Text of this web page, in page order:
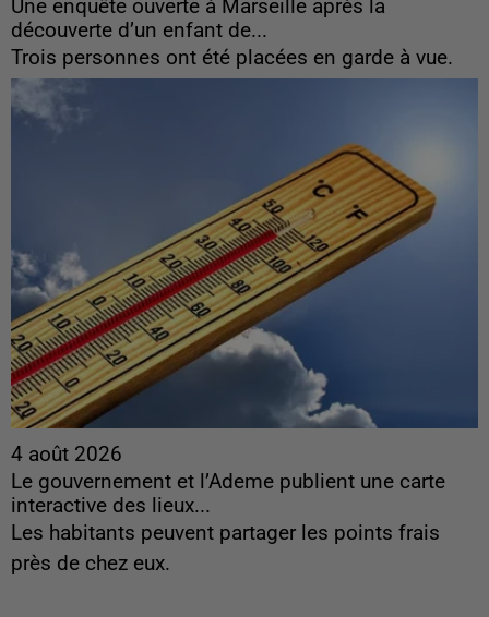
Une enquête ouverte à Marseille après la
découverte d’un enfant de...
Trois personnes ont été placées en garde à vue.
4 août 2026
Le gouvernement et l’Ademe publient une carte
interactive des lieux...
Les habitants peuvent partager les points frais
près de chez eux.